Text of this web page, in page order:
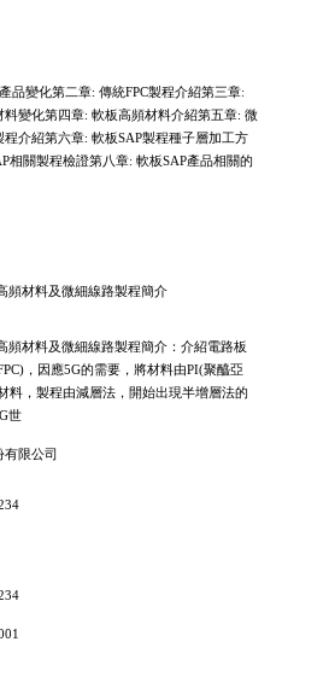
品變化第二章: 傳統FPC製程介紹第三章:
料變化第四章: 軟板高頻材料介紹第五章: 微
介紹第六章: 軟板SAP製程種子層加工方
相關製程檢證第八章: 軟板SAP產品相關的
頻材料及微細線路製程簡介
頻材料及微細線路製程簡介：介紹電路板
，因應5G的需要，將材料由PI(聚醯亞
料，製程由減層法，開始出現半增層法的
世
有限公司